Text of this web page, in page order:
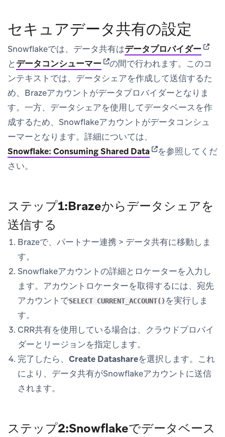
セキュアデータ共有の設定
Snowflakeでは、データ共有はデータプロバイダー
とデータコンシューマー(opens in new tab)
の間で行われます。このコ
ンテキストでは、データシェアを作成して送信するた
め、Brazeアカウントがデータプロバイダーとなりま
す。一方、データシェアを使用してデータベースを作
成するため、Snowflakeアカウントがデータコンシュ
ーマーとなります。詳細については、
Snowflake: Consuming Shared Data(opens in new tab)
を参照してくだ
さい。
ステップ1:Brazeからデータシェアを
送信する
Brazeで、 パートナー連携 > データ共有に移動しま
す。
Snowflakeアカウントの詳細とロケーターを入力し
ます。アカウントロケーターを取得するには、宛先
アカウントでSELECT CURRENT_ACCOUNT() を実行しま
す。
CRR共有を使用している場合は、クラウドプロバイ
ダーとリージョンを指定します。
完了したら、 Create Datashareを選択します。これ
により、データ共有がSnowflakeアカウントに送信
されます。
ステップ2:Snowflakeでデータベース